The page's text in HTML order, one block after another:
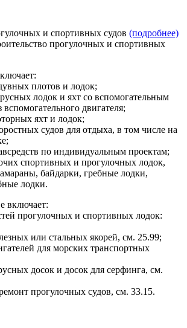
и спортивных судов (подробнее)
прогулочных и спортивных
плотов и лодок;
лодок и яхт со вспомогательным
вспомогательного двигателя;
яхт и лодок;
судов для отдыха, в том числе на
по индивидуальным проектам;
спортивных и прогулочных лодок,
байдарки, гребные лодки,
лодки.
включает:
прогулочных и спортивных лодок:
или стальных якорей, см. 25.99;
для морских транспортных
досок и досок для серфинга, см.
прогулочных судов, см. 33.15.